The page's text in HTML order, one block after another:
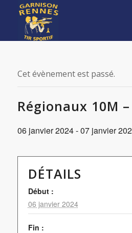
Cet évènement est passé.
Régionaux 10M –
06 janvier 2024-07 janvier
DÉTAILS
Début :
06 janvier 2024
Fin :